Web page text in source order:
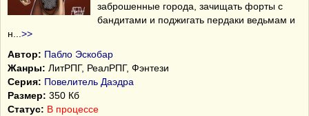
заброшенные города, зачищать форты с
бандитами и поджигать пердаки ведьмам и
н
>>
Автор: Пабло Эскобар
Жанры: ЛитРПГ, РеалРПГ, Фэнтези
Серия: Повелитель Даэдра
Размер: 350 Кб
Статус: В процессе